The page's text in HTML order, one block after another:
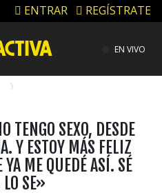
ENTRAR REGÍSTRATE
EN VIVO
TENGO SEXO, DESDE
Y ESTOY MÁS FELIZ
YA ME QUEDÉ ASÍ. SÉ
SE»